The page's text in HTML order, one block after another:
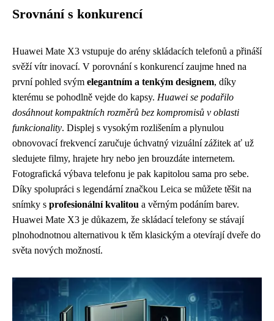
Srovnání s konkurencí
Huawei Mate X3 vstupuje do arény skládacích telefonů a přináší
svěží vítr inovací. V porovnání s konkurencí zaujme hned na
první pohled svým elegantním a tenkým designem, díky
kterému se pohodlně vejde do kapsy. Huawei se podařilo
dosáhnout kompaktních rozměrů bez kompromisů v oblasti
funkcionality. Displej s vysokým rozlišením a plynulou
obnovovací frekvencí zaručuje úchvatný vizuální zážitek ať už
sledujete filmy, hrajete hry nebo jen brouzdáte internetem.
Fotografická výbava telefonu je pak kapitolou sama pro sebe.
Díky spolupráci s legendární značkou Leica se můžete těšit na
snímky s profesionální kvalitou a věrným podáním barev.
Huawei Mate X3 je důkazem, že skládací telefony se stávají
plnohodnotnou alternativou k těm klasickým a otevírají dveře do
světa nových možností.